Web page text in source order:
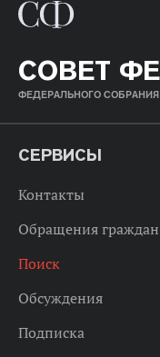
СОВЕТ
ФЕДЕРАЛЬНОГО
СЕРВИСЫ
Контакты
Обращения граждан
Поиск
Обсуждения
Подписка